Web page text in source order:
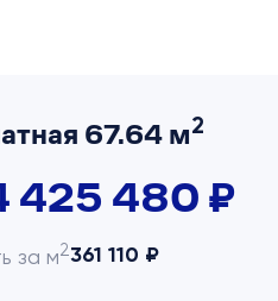
67.64 м2
425 480 ₽
за м2361 110 ₽